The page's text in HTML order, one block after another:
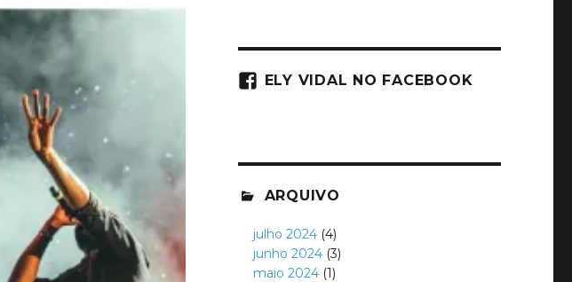
ELY VIDAL NO FACEBOOK
ARQUIVO
julho 2024 (4)
junho 2024 (3)
maio 2024 (1)